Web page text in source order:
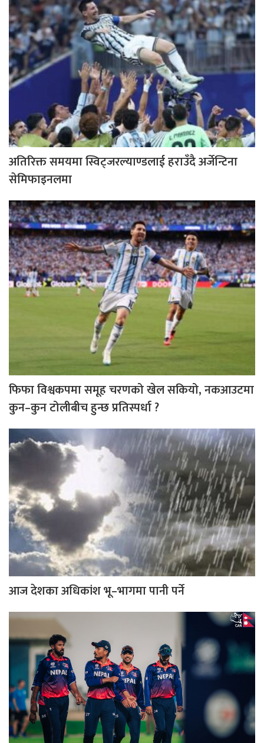
अतिरिक्त समयमा स्विट्जरल्याण्डलाई हराउँदै अर्जेन्टिना
सेमिफाइनलमा
फिफा विश्वकपमा समूह चरणको खेल सकियो, नकआउटमा
कुन–कुन टोलीबीच हुन्छ प्रतिस्पर्धा ?
आज देशका अधिकांश भू–भागमा पानी पर्ने